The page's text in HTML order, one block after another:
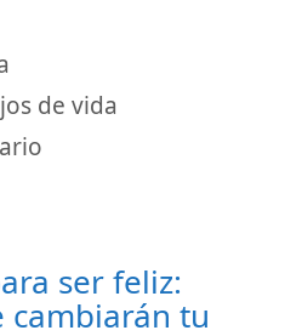
de vida
ser feliz:
cambiarán tu